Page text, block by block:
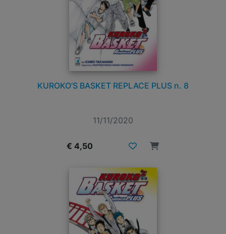
KUROKO’S BASKET REPLACE PLUS n. 8
11/11/2020
€ 4,50